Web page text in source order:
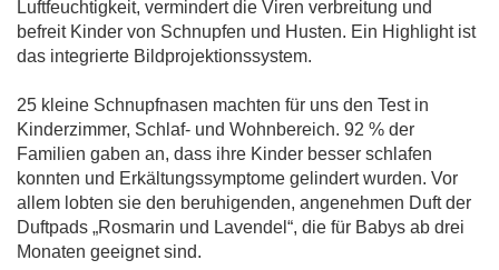
Luftfeuchtigkeit, vermindert die Viren verbreitung und
befreit Kinder von Schnupfen und Husten. Ein Highlight ist
das integrierte Bildprojektionssystem.
25 kleine Schnupfnasen machten für uns den Test in
Kinderzimmer, Schlaf- und Wohnbereich. 92 % der
Familien gaben an, dass ihre Kinder besser schlafen
konnten und Erkältungssymptome gelindert wurden. Vor
allem lobten sie den beruhigenden, angenehmen Duft der
Duftpads „Rosmarin und Lavendel“, die für Babys ab drei
Monaten geeignet sind.